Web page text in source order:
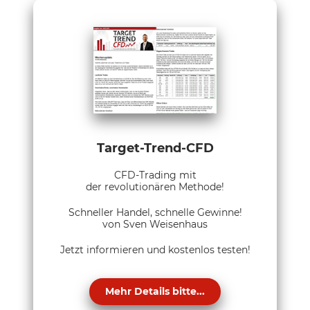
Target-Trend-CFD
CFD-Trading mit
der revolutionären Methode!
Schneller Handel, schnelle Gewinne!
von Sven Weisenhaus
Jetzt informieren und kostenlos testen!
Mehr Details bitte...